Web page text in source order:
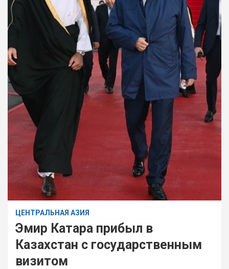
ЦЕНТРАЛЬНАЯ АЗИЯ
Эмир Катара прибыл в
Казахстан с государственным
визитом